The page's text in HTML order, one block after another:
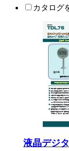
カタログ
液晶デジ